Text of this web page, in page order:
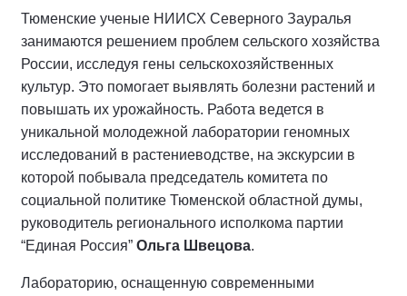
Тюменские ученые НИИСХ Северного Зауралья
занимаются решением проблем сельского хозяйства
России, исследуя гены сельскохозяйственных
культур. Это помогает выявлять болезни растений и
повышать их урожайность. Работа ведется в
уникальной молодежной лаборатории геномных
исследований в растениеводстве, на экскурсии в
которой побывала председатель комитета по
социальной политике Тюменской областной думы,
руководитель регионального исполкома партии
“Единая Россия” Ольга Швецова.
Лабораторию, оснащенную современными